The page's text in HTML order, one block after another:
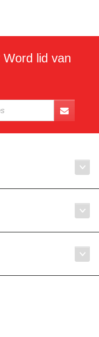
lid van